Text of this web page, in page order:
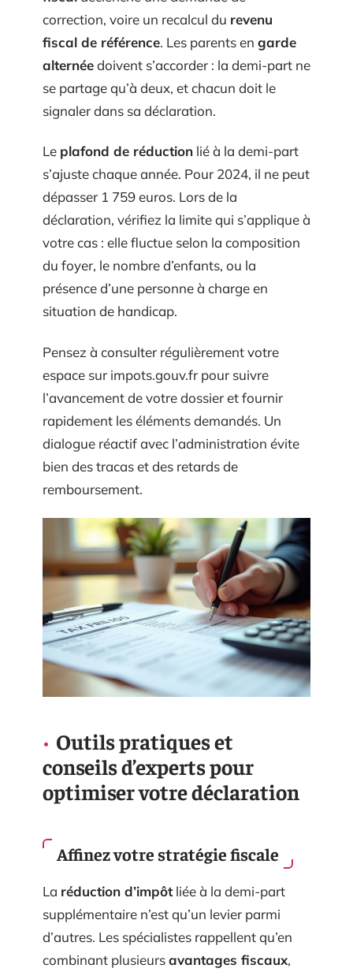
correction, voire un recalcul du revenu
fiscal de référence. Les parents en garde
alternéedoivent s’accorder : la demi-part ne
se partage qu’à deux, et chacun doit le
signaler dans sa déclaration.
Le plafond de réduction lié à la demi-part
s’ajuste chaque année. Pour 2024, il ne peut
dépasser 1 759 euros. Lors de la
déclaration, vérifiez la limite qui s’applique à
votre cas : elle fluctue selon la composition
du foyer, le nombre d’enfants, ou la
présence d’une personne à charge en
situation de handicap.
Pensez à consulter régulièrement votre
espace sur impots.gouv.fr pour suivre
l’avancement de votre dossier et fournir
rapidement les éléments demandés. Un
dialogue réactif avec l’administration évite
bien des tracas et des retards de
remboursement.
Outils pratiques et
conseils d’experts pour
optimiser votre déclaration
Affinez votre stratégie fiscale
La réduction d’impôtliée à la demi-part
supplémentaire n’est qu’un levier parmi
d’autres. Les spécialistes rappellent qu’en
combinant plusieursavantages fiscaux,